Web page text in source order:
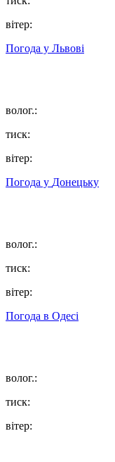
вітер:
Погода у Львові
волог.:
тиск:
вітер:
Погода у Донецьку
волог.:
тиск:
вітер:
Погода в Одесі
волог.:
тиск:
вітер: